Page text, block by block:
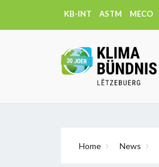
KB-INT ASTM MECO
Home News